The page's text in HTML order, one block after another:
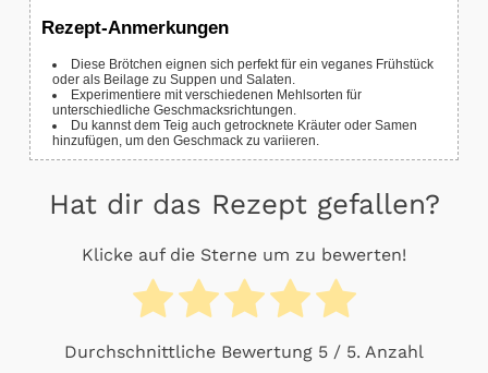
Rezept-Anmerkungen
Diese Brötchen eignen sich perfekt für ein veganes Frühstück
oder als Beilage zu Suppen und Salaten.
Experimentiere mit verschiedenen Mehlsorten für
unterschiedliche Geschmacksrichtungen.
Du kannst dem Teig auch getrocknete Kräuter oder Samen
hinzufügen, um den Geschmack zu variieren.
Hat dir das Rezept gefallen?
Klicke auf die Sterne um zu bewerten!
Durchschnittliche Bewertung 5 / 5. Anzahl